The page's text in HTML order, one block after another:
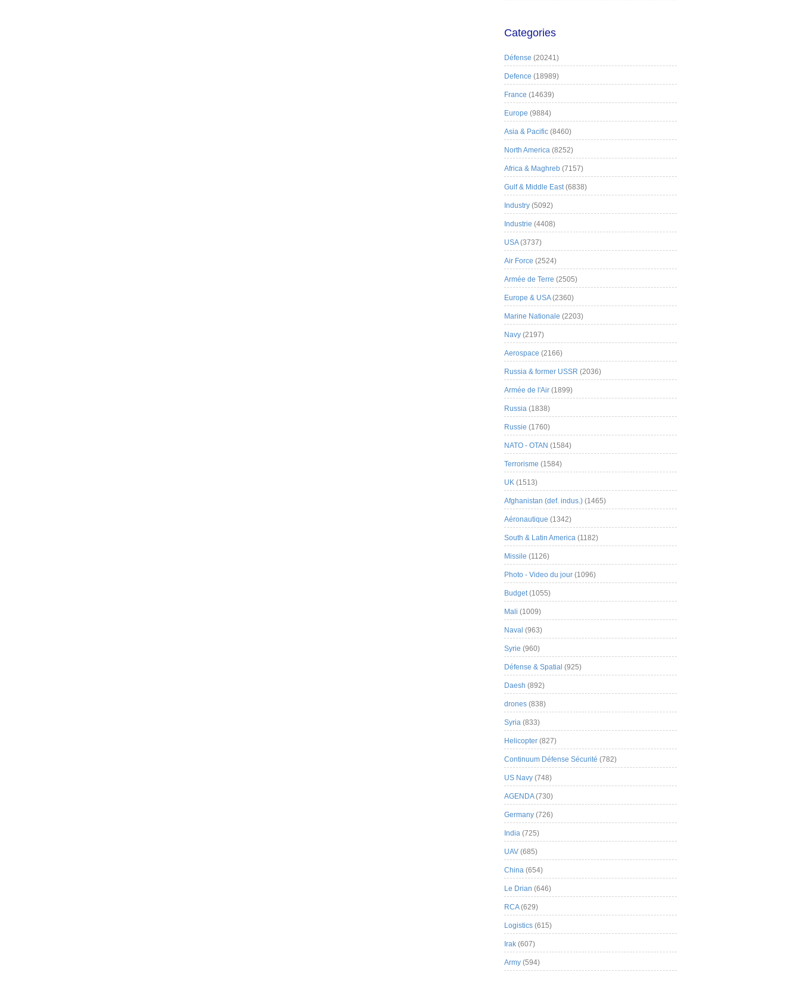
Categories
Défense (20241)
Defence (18989)
France (14639)
Europe (9884)
Asia & Pacific (8460)
North America (8252)
Africa & Maghreb (7157)
Gulf & Middle East(6838)
Industry (5092)
Industrie (4408)
USA(3737)
Air Force (2524)
Armée de Terre (2505)
Europe & USA(2360)
Marine Nationale (2203)
Navy (2197)
Aerospace (2166)
Russia & former USSR (2036)
Armée de l'Air (1899)
Russia (1838)
Russie (1760)
NATO - OTAN (1584)
Terrorisme (1584)
UK (1513)
Afghanistan (def. indus.) (1465)
Aéronautique (1342)
South & Latin America (1182)
Missile (1126)
Photo - Video du jour (1096)
Budget(1055)
Mali (1009)
Naval (963)
Syrie (960)
Défense & Spatial (925)
Daesh (892)
drones (838)
Syria (833)
Helicopter (827)
Continuum Défense Sécurité (782)
US Navy (748)
AGENDA(730)
Germany (726)
India (725)
UAV (685)
China (654)
Le Drian (646)
RCA(629)
Logistics (615)
Irak (607)
Army (594)